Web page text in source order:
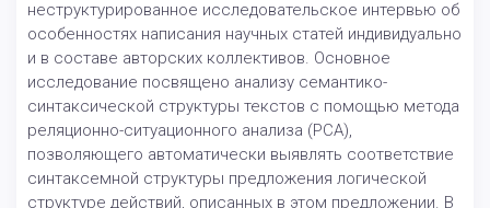
неструктурированное исследовательское интервью об
особенностях написания научных статей индивидуально
и в составе авторских коллективов. Основное
исследование посвящено анализу семантико-
синтаксической структуры текстов с помощью метода
реляционно-ситуационного анализа (РСА),
позволяющего автоматически выявлять соответствие
синтаксемной структуры предложения логической
структуре действий, описанных в этом предложении. В